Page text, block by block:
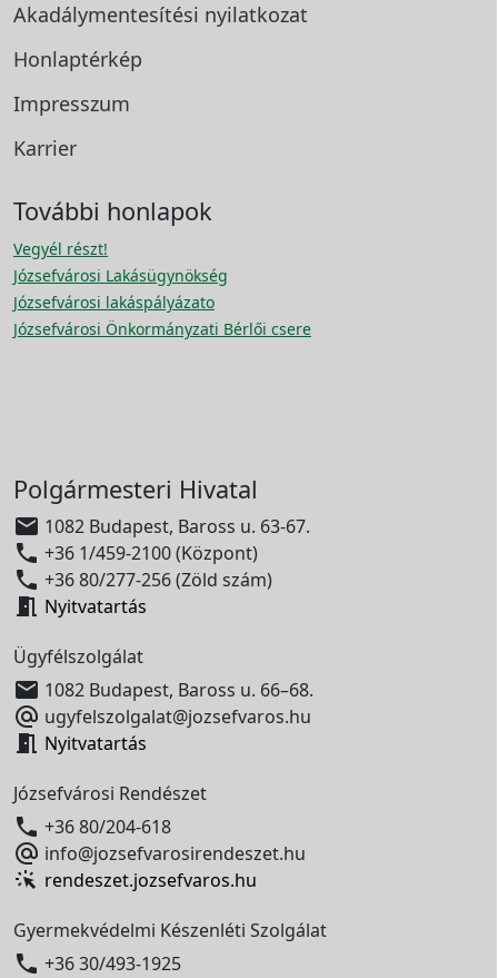
Akadálymentesítési nyilatkozat
Honlaptérkép
Impresszum
Karrier
További honlapok
Vegyél részt!
Józsefvárosi Lakásügynökség
Józsefvárosi lakáspályázato
Józsefvárosi Önkormányzati Bérlői csere
Polgármesteri Hivatal
 1082 Budapest, Baross u. 63-67.
 +36 1/459-2100 (Központ)
 +36 80/277-256 (Zöld szám)
 Nyitvatartás
Ügyfélszolgálat
 1082 Budapest, Baross u. 66–68.
 ugyfelszolgalat@jozsefvaros.hu
 Nyitvatartás
Józsefvárosi Rendészet
 +36 80/204-618
 info@jozsefvarosirendeszet.hu
rendeszet.jozsefvaros.hu
Gyermekvédelmi Készenléti Szolgálat
 +36 30/493-1925